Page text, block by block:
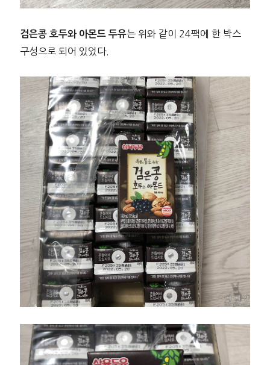
검은콩 호두와 아몬드 두유는 위와 같이 24팩에 한 박스
구성으로 되어 있었다.